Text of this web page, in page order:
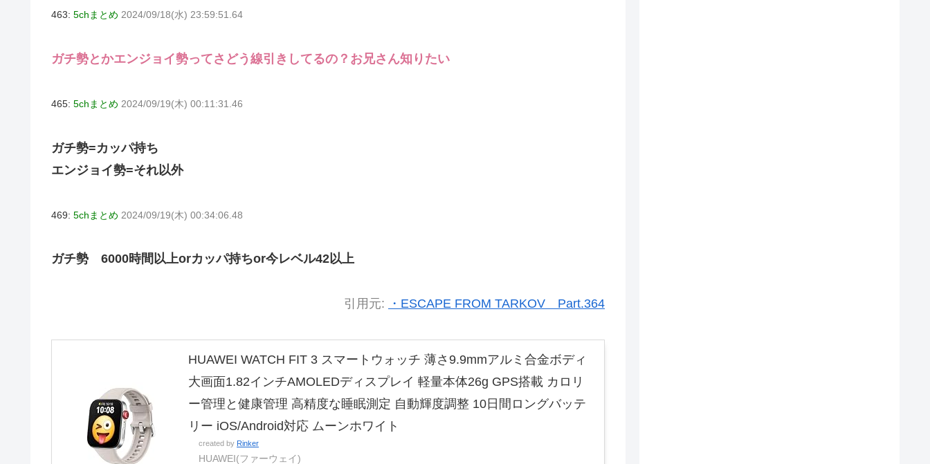
463: 5chまとめ 2024/09/18(水) 23:59:51.64
ガチ勢とかエンジョイ勢ってさどう線引きしてるの？お兄さん知りたい
465: 5chまとめ 2024/09/19(木) 00:11:31.46
ガチ勢=カッパ持ち
エンジョイ勢=それ以外
469: 5chまとめ 2024/09/19(木) 00:34:06.48
ガチ勢 6000時間以上orカッパ持ちor今レベル42以上
引用元: ・ESCAPE FROM TARKOV Part.364
HUAWEI WATCH FIT 3 スマートウォッチ 薄さ9.9mmアルミ合金ボディ
大画面1.82インチAMOLEDディスプレイ 軽量本体26g GPS搭載 カロリ
ー管理と健康管理 高精度な睡眠測定 自動輝度調整 10日間ロングバッテ
リー iOS/Android対応 ムーンホワイト
created by Rinker
HUAWEI(ファーウェイ)